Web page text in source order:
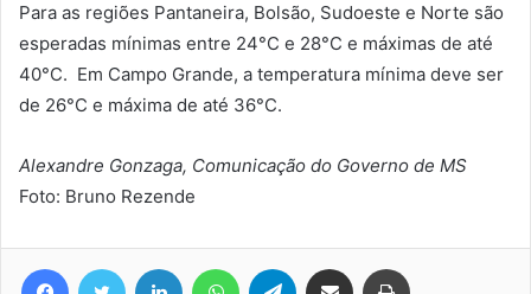
Para as regiões Pantaneira, Bolsão, Sudoeste e Norte são
esperadas mínimas entre 24°C e 28°C e máximas de até
40°C. Em Campo Grande, a temperatura mínima deve ser
de 26°C e máxima de até 36°C.
Alexandre Gonzaga, Comunicação do Governo de MS
Foto: Bruno Rezende
FacebookTwitter Linkedin WhatsAppTelegram Compartilhar via e-mail